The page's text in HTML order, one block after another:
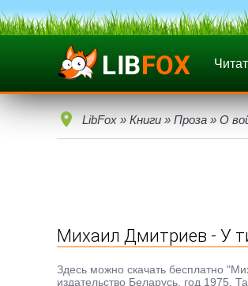
LibFox » Книги » Проза » О
Михаил Дмитриев - У
Здесь можно скачать бесплатно
издательство Беларусь, год 1975.